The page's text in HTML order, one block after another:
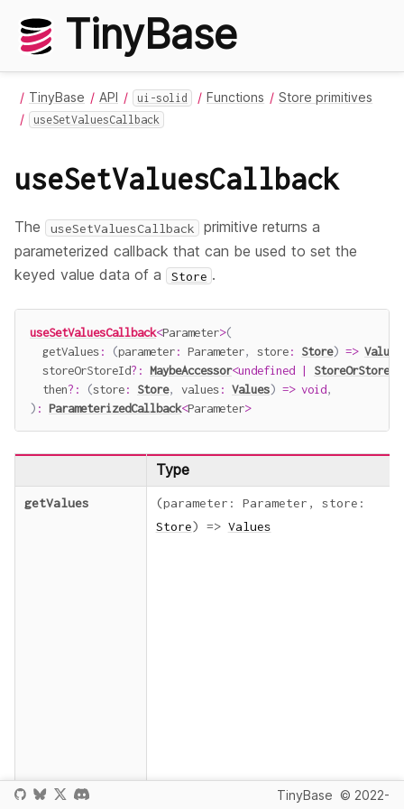
TinyBase
TinyBase API ui-solid Functions Store primitives
useSetValuesCallback
useSetValuesCallback
The useSetValuesCallback
primitive returns a
parameterized callback that can be used to set the
keyed value data of a
Store .
useSetValuesCallback<Parameter>(
getValues: (parameter: Parameter, store: Store) => Values
  storeOrStoreId
? : MaybeAccessor<undefined | StoreOrStoreId
  then
? : (store: Store, values: Values) => void,
) : ParameterizedCallback<Parameter>
Type
getValues (parameter : Parameter , store :
Store) => Values
TinyBase © 2022-